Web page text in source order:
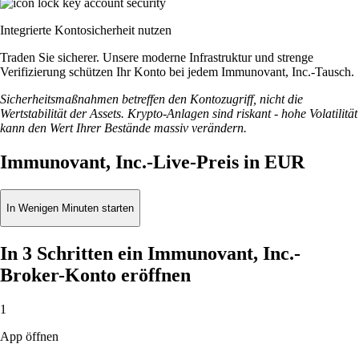
Integrierte Kontosicherheit nutzen
Traden Sie sicherer. Unsere moderne Infrastruktur und strenge
Verifizierung schützen Ihr Konto bei jedem Immunovant, Inc.-Tausch.
Sicherheitsmaßnahmen betreffen den Kontozugriff, nicht die
Wertstabilität der Assets. Krypto-Anlagen sind riskant - hohe Volatilität
kann den Wert Ihrer Bestände massiv verändern.
Immunovant, Inc.-Live-Preis in EUR
In Wenigen Minuten starten
In 3 Schritten ein Immunovant, Inc.-
Broker-Konto eröffnen
1
App öffnen